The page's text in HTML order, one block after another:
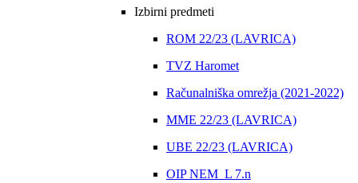
Izbirni predmeti
ROM 22/23 (LAVRICA)
TVZ Haromet
Računalniška omrežja (2021-2022)
MME 22/23 (LAVRICA)
UBE 22/23 (LAVRICA)
OIP NEM_L 7.n